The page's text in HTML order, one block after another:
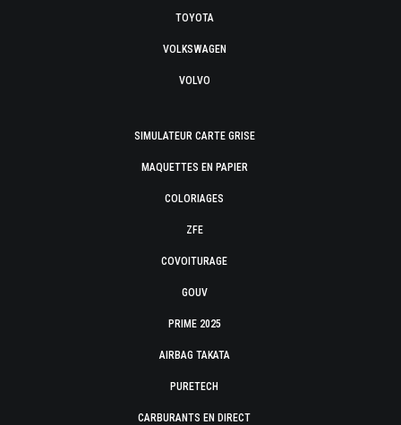
TOYOTA
VOLKSWAGEN
VOLVO
SIMULATEUR CARTE GRISE
MAQUETTES EN PAPIER
COLORIAGES
ZFE
COVOITURAGE
GOUV
PRIME 2025
AIRBAG TAKATA
PURETECH
CARBURANTS EN DIRECT